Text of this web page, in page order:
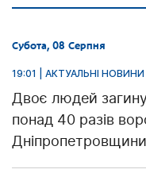
Субота, 08 Серпня
19:01 | АКТУАЛЬНІ НОВИНИ
Двоє людей
понад 40 разів
Дніпропетровщини